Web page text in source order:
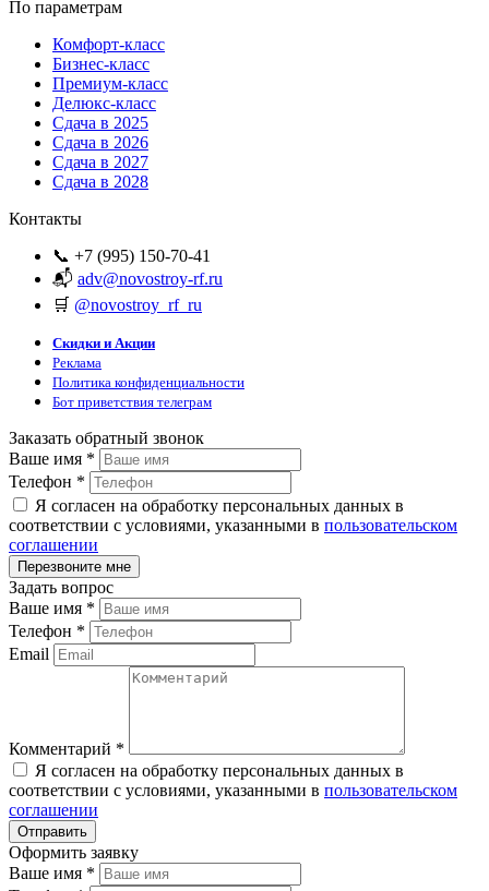
По параметрам
Комфорт-класс
Бизнес-класс
Премиум-класс
Делюкс-класс
Сдача в 2025
Сдача в 2026
Сдача в 2027
Сдача в 2028
Контакты
📞 +7 (995) 150-70-41
📬 adv@novostroy-rf.ru
🛒 @novostroy_rf_ru
Скидки и Акции
Реклама
Политика конфиденциальности
Бот приветствия телеграм
Заказать обратный звонок
Ваше имя *
Телефон *
Я согласен на обработку персональных данных в
соответствии с условиями, указанными в пользовательском
соглашении
Задать вопрос
Ваше имя *
Телефон *
Email
Комментарий *
Я согласен на обработку персональных данных в
соответствии с условиями, указанными в пользовательском
соглашении
Оформить заявку
Ваше имя *